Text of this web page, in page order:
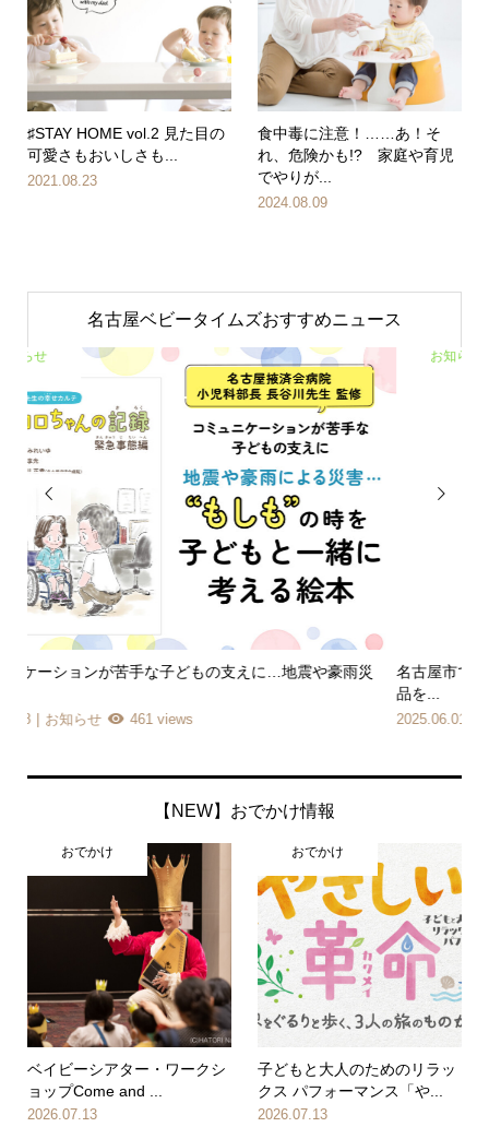
♯STAY HOME vol.2 見た目の
可愛さもおいしさも...
2021.08.23
食中毒に注意！……あ！そ
れ、危険かも!? 家庭や育児
でやりが...
2024.08.09
名古屋ベビータイムズおすすめニュース

名古屋市で赤ちゃんを育てるパパママへ 5万円分、欲しい商
2025.06.01 お知らせ
お知らせ

【NEW】おでかけ情報
おでかけ
ベイビーシアター・ワークシ
ョップCome and ...
2026.07.13
おでかけ
子どもと大人のためのリラッ
クス パフォーマンス「や...
2026.07.13